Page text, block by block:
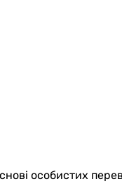
особистих